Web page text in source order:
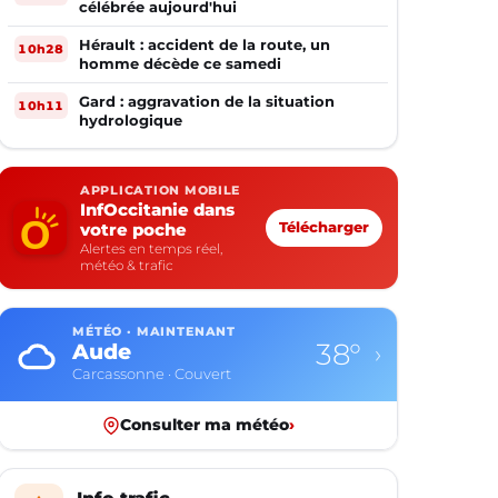
célébrée aujourd'hui
10h28
Hérault : accident de la route, un
homme décède ce samedi
10h11
Gard : aggravation de la situation
hydrologique
APPLICATION MOBILE
InfOccitanie dans
votre poche
Alertes en temps réel,
météo & trafic
Télécharger
MÉTÉO · MAINTENANT
Aude
Carcassonne · Couvert
38° ›
Consulter ma météo›